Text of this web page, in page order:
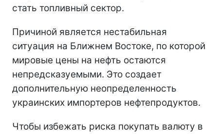
стать топливный сектор.
Причиной является нестабильная
ситуация на Ближнем Востоке, по которой
мировые цены на нефть остаются
непредсказуемыми. Это создает
дополнительную неопределенность
украинских импортеров нефтепродуктов.
Чтобы избежать риска покупать валюту в